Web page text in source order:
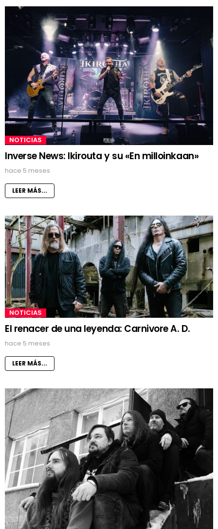
NOTICIAS
Inverse News: Ikirouta y su «En milloinkaan»
hace 5 meses
LEER MÁS...
NOTICIAS
El renacer de una leyenda: Carnivore A. D.
hace 5 meses
LEER MÁS...